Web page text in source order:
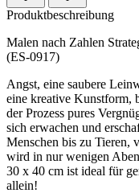
Produktbeschreibung
Malen nach Zahlen
(ES-0917)
Angst, eine saubere
eine kreative Kunstform,
der Prozess pures
sich erwachen und
Menschen bis zu Tieren,
wird in nur wenigen
30 x 40 cm ist ideal für
allein!